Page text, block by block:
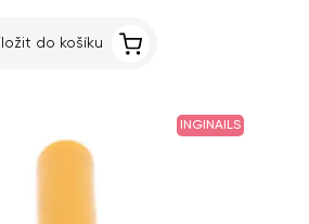
do košíku
INGINAILS